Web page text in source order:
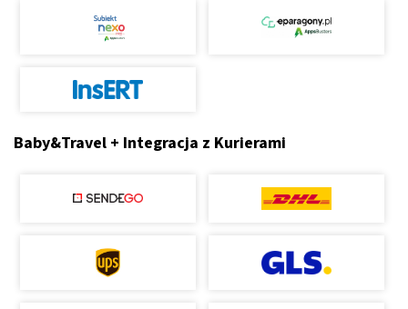
Baby&Travel + Integracja z Kurierami